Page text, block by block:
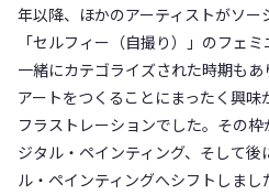
年以降、ほかのアーティストがソー
「セルフィー（自撮り）」のフェ
一緒にカテゴライズされた時期も
アートをつくることにまったく興
フラストレーションでした。その
ジタル・ペインティング、そして後
ル・ペインティングへシフトしま